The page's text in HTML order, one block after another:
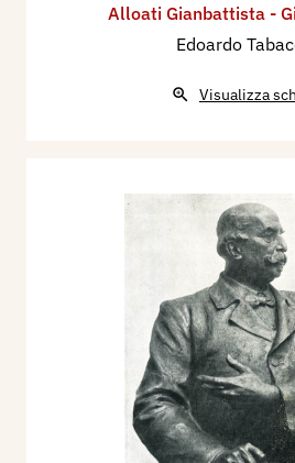
Alloati Gianbattista -
Edoardo
Visualizza